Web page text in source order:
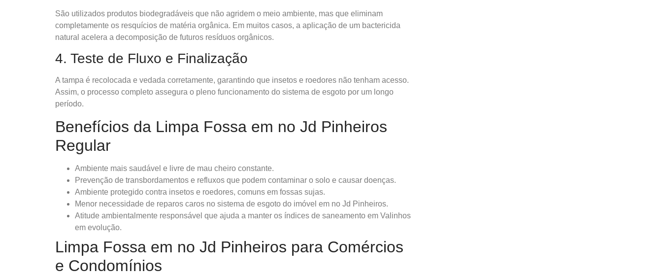
São utilizados produtos biodegradáveis que não agridem o meio ambiente, mas que eliminam
completamente os resquícios de matéria orgânica. Em muitos casos, a aplicação de um bactericida
natural acelera a decomposição de futuros resíduos orgânicos.
4. Teste de Fluxo e Finalização
A tampa é recolocada e vedada corretamente, garantindo que insetos e roedores não tenham acesso.
Assim, o processo completo assegura o pleno funcionamento do sistema de esgoto por um longo
período.
Benefícios da Limpa Fossa em no Jd Pinheiros
Regular
Ambiente mais saudável e livre de mau cheiro constante.
Prevenção de transbordamentos e refluxos que podem contaminar o solo e causar doenças.
Ambiente protegido contra insetos e roedores, comuns em fossas sujas.
Menor necessidade de reparos caros no sistema de esgoto do imóvel em no Jd Pinheiros.
Atitude ambientalmente responsável que ajuda a manter os índices de saneamento em Valinhos
em evolução.
Limpa Fossa em no Jd Pinheiros para Comércios
e Condomínios